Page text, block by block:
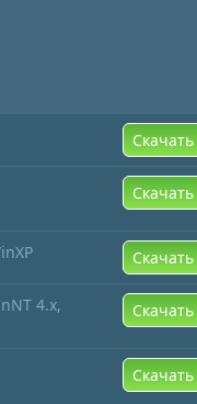
Скачать
Скачать
Скачать
4.x,
Скачать
Скачать